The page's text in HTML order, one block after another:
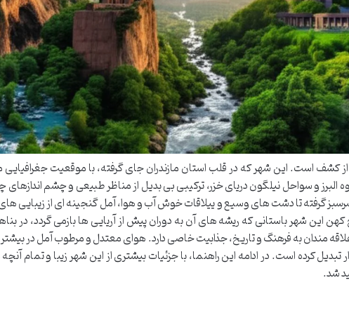
کشف است. این شهر که در قلب استان مازندران جای گرفته، با موقعیت جغرافیایی
و سواحل نیلگون دریای خزر، ترکیبی بی بدیل از مناظر طبیعی و چشم اندازهای
گرفته تا دشت های وسیع و ییلاقات خوش آب و هوا، آمل گنجینه ای از زیبایی
این شهر باستانی که ریشه های آن به دوران پیش از آریایی ها بازمی گردد، در
مندان به فرهنگ و تاریخ، جذابیت خاصی دارد. هوای معتدل و مرطوب آمل در
کرده است. در ادامه این راهنما، با جزئیات بیشتری از این شهر زیبا و تمام
شد.